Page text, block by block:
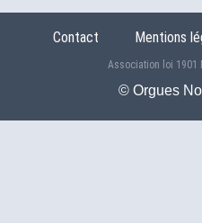
©️ Orgues
Association loi 1901
Contact Mentions